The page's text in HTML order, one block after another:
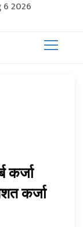
6 2026
कर्जा
कर्जा